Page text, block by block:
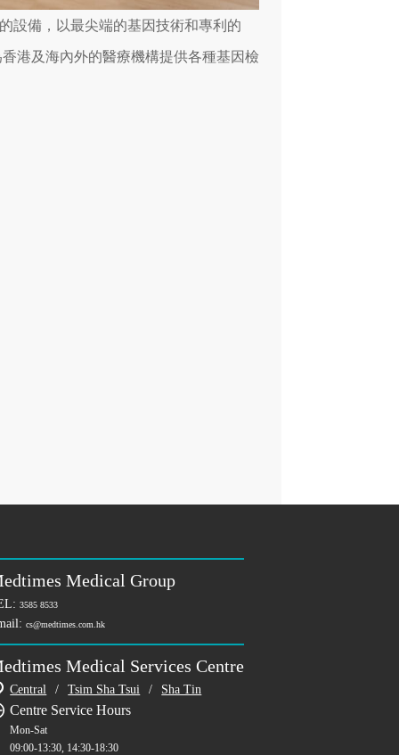
設備，以最尖端的基因技術和專利的
港及海內外的醫療機構提供各種基因檢
Medical Group
3585 8533
cs@medtimes.com.hk
Medical Services Centre
Central / Tsim Sha Tsui / Sha Tin
Centre Service Hours
Mon-Sat
09:00-13:30, 14:30-18:30